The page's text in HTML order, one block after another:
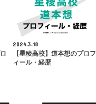
2024.3.18
【星稜高校】道本想のプロフ
ィール・経歴